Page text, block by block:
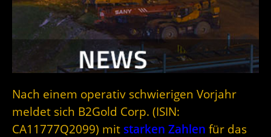
Nach einem operativ schwierigen Vorjahr
meldet sich B2Gold Corp. (ISIN:
CA11777Q2099) mit starken Zahlen für das